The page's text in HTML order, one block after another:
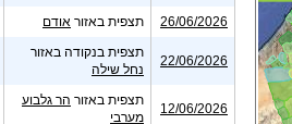
תצפית באזור אודם 26/06/2026
תצפית בנקודה באזור
נחל שילה
22/06/2026
תצפית באזור הר גלבוע
מערבי
12/06/2026